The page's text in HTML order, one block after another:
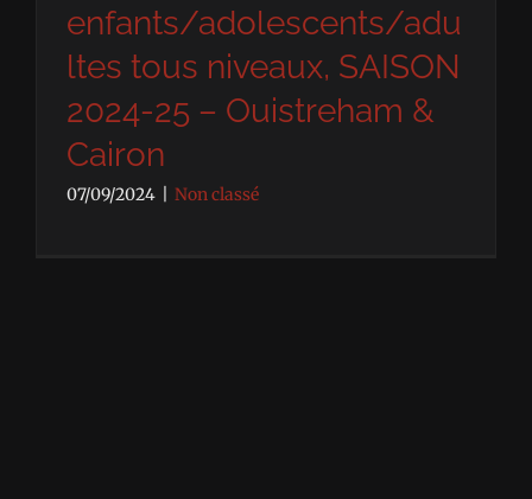
enfants/adolescents/adu
ltes tous niveaux, SAISON
2024-25 – Ouistreham &
Cairon
07/09/2024 Non classé